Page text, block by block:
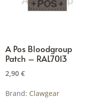
A Pos Bloodgroup
Patch – RAL7013
2,90€
Brand: Clawgear